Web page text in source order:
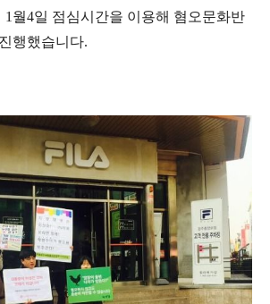
1월4일 점심시간을 이용해 혐오문화반
행했습니다.